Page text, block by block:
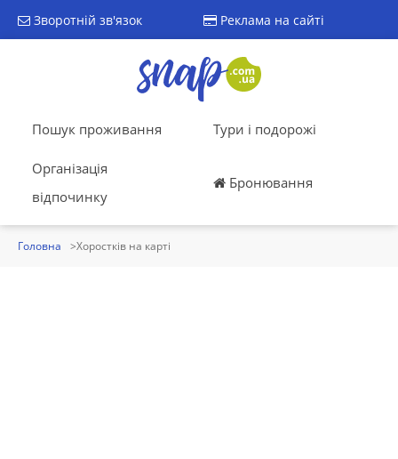
Зворотній зв'язок Реклама на сайті
Пошук проживання Тури і подорожі
Організація
відпочинку
Бронювання
Головна Хоростків на карті